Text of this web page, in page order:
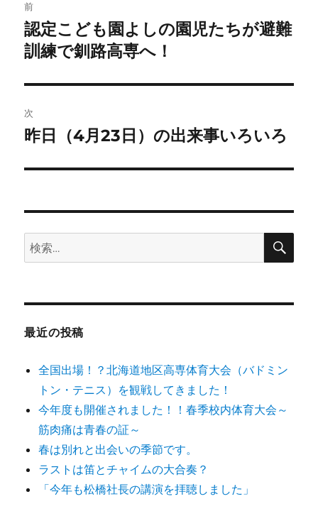
稿
ナ
ビ
ゲ
ー
シ
ン
前
前
の
稿:
認定こども園よしの園児たちが避難
訓練で釧路高専へ！
次
次
投
昨日（4月23日）の出来事いろいろ
検
索:
検
最近の投稿
全国出場！？北海道地区高専体育大会（バドミン
トン・テニス）を観戦してきました！
今年度も開催されました！！春季校内体育大会～
筋肉痛は青春の証～
春は別れと出会いの季節です。
ラストは笛とチャイムの大合奏？
「今年も松橋社長の講演を拝聴しました」